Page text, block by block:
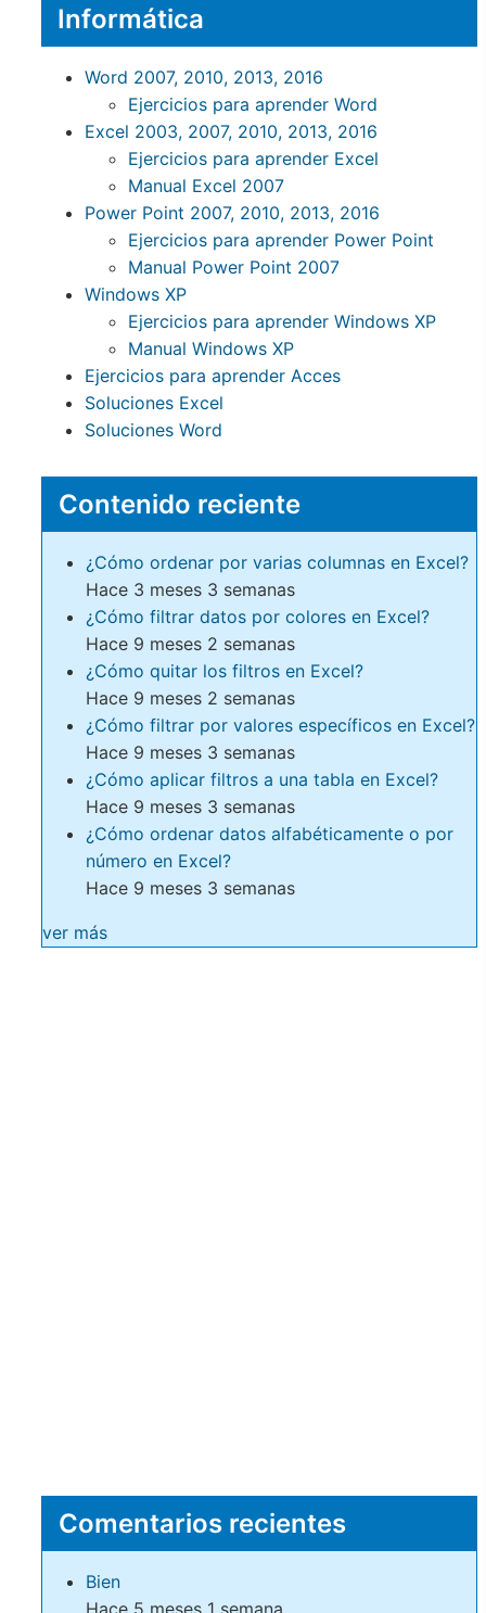
Informática
Word 2007, 2010, 2013, 2016
Ejercicios para aprender Word
Excel 2003, 2007, 2010, 2013, 2016
Ejercicios para aprender Excel
Manual Excel 2007
Power Point 2007, 2010, 2013, 2016
Ejercicios para aprender Power Point
Manual Power Point 2007
Windows XP
Ejercicios para aprender Windows XP
Manual Windows XP
Ejercicios para aprender Acces
Soluciones Excel
Soluciones Word
Contenido reciente
¿Cómo ordenar por varias columnas en Excel?
Hace 3 meses 3 semanas
¿Cómo filtrar datos por colores en Excel?
Hace 9 meses 2 semanas
¿Cómo quitar los filtros en Excel?
Hace 9 meses 2 semanas
¿Cómo filtrar por valores específicos en Excel?
Hace 9 meses 3 semanas
¿Cómo aplicar filtros a una tabla en Excel?
Hace 9 meses 3 semanas
¿Cómo ordenar datos alfabéticamente o por
número en Excel?
Hace 9 meses 3 semanas
ver más
Comentarios recientes
Bien